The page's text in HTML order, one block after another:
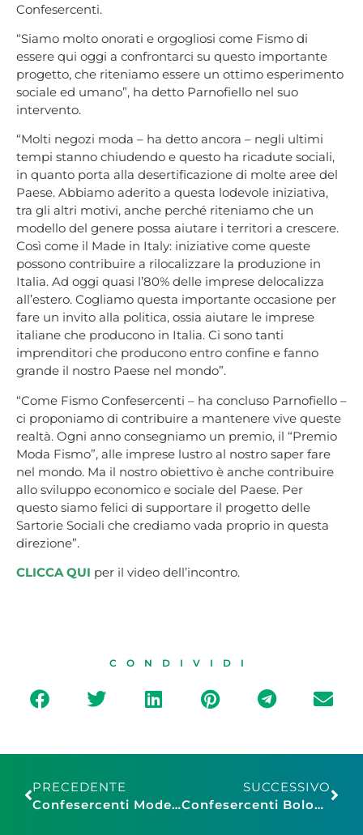
Confesercenti.
“Siamo molto onorati e orgogliosi come Fismo di
essere qui oggi a confrontarci su questo importante
progetto, che riteniamo essere un ottimo esperimento
sociale ed umano”, ha detto Parnofiello nel suo
intervento.
“Molti negozi moda – ha detto ancora – negli ultimi
tempi stanno chiudendo e questo ha ricadute sociali,
in quanto porta alla desertificazione di molte aree del
Paese. Abbiamo aderito a questa lodevole iniziativa,
tra gli altri motivi, anche perché riteniamo che un
modello del genere possa aiutare i territori a crescere.
Così come il Made in Italy: iniziative come queste
possono contribuire a rilocalizzare la produzione in
Italia. Ad oggi quasi l’80% delle imprese delocalizza
all’estero. Cogliamo questa importante occasione per
fare un invito alla politica, ossia aiutare le imprese
italiane che producono in Italia. Ci sono tanti
imprenditori che producono entro confine e fanno
grande il nostro Paese nel mondo”.
“Come Fismo Confesercenti – ha concluso Parnofiello –
ci proponiamo di contribuire a mantenere vive queste
realtà. Ogni anno consegniamo un premio, il “Premio
Moda Fismo”, alle imprese lustro al nostro saper fare
nel mondo. Ma il nostro obiettivo è anche contribuire
allo sviluppo economico e sociale del Paese. Per
questo siamo felici di supportare il progetto delle
Sartorie Sociali che crediamo vada proprio in questa
direzione”.
CLICCA QUI per il video dell’incontro.
CONDIVIDI
PRECEDENTE
Confesercenti Modena: Winefood Experience 2025, al via la terza edizione il 23 e 24 maggio
SUCCESSIVO
Confesercenti Bologna: Garisenda, tempi più celeri per il cantiere